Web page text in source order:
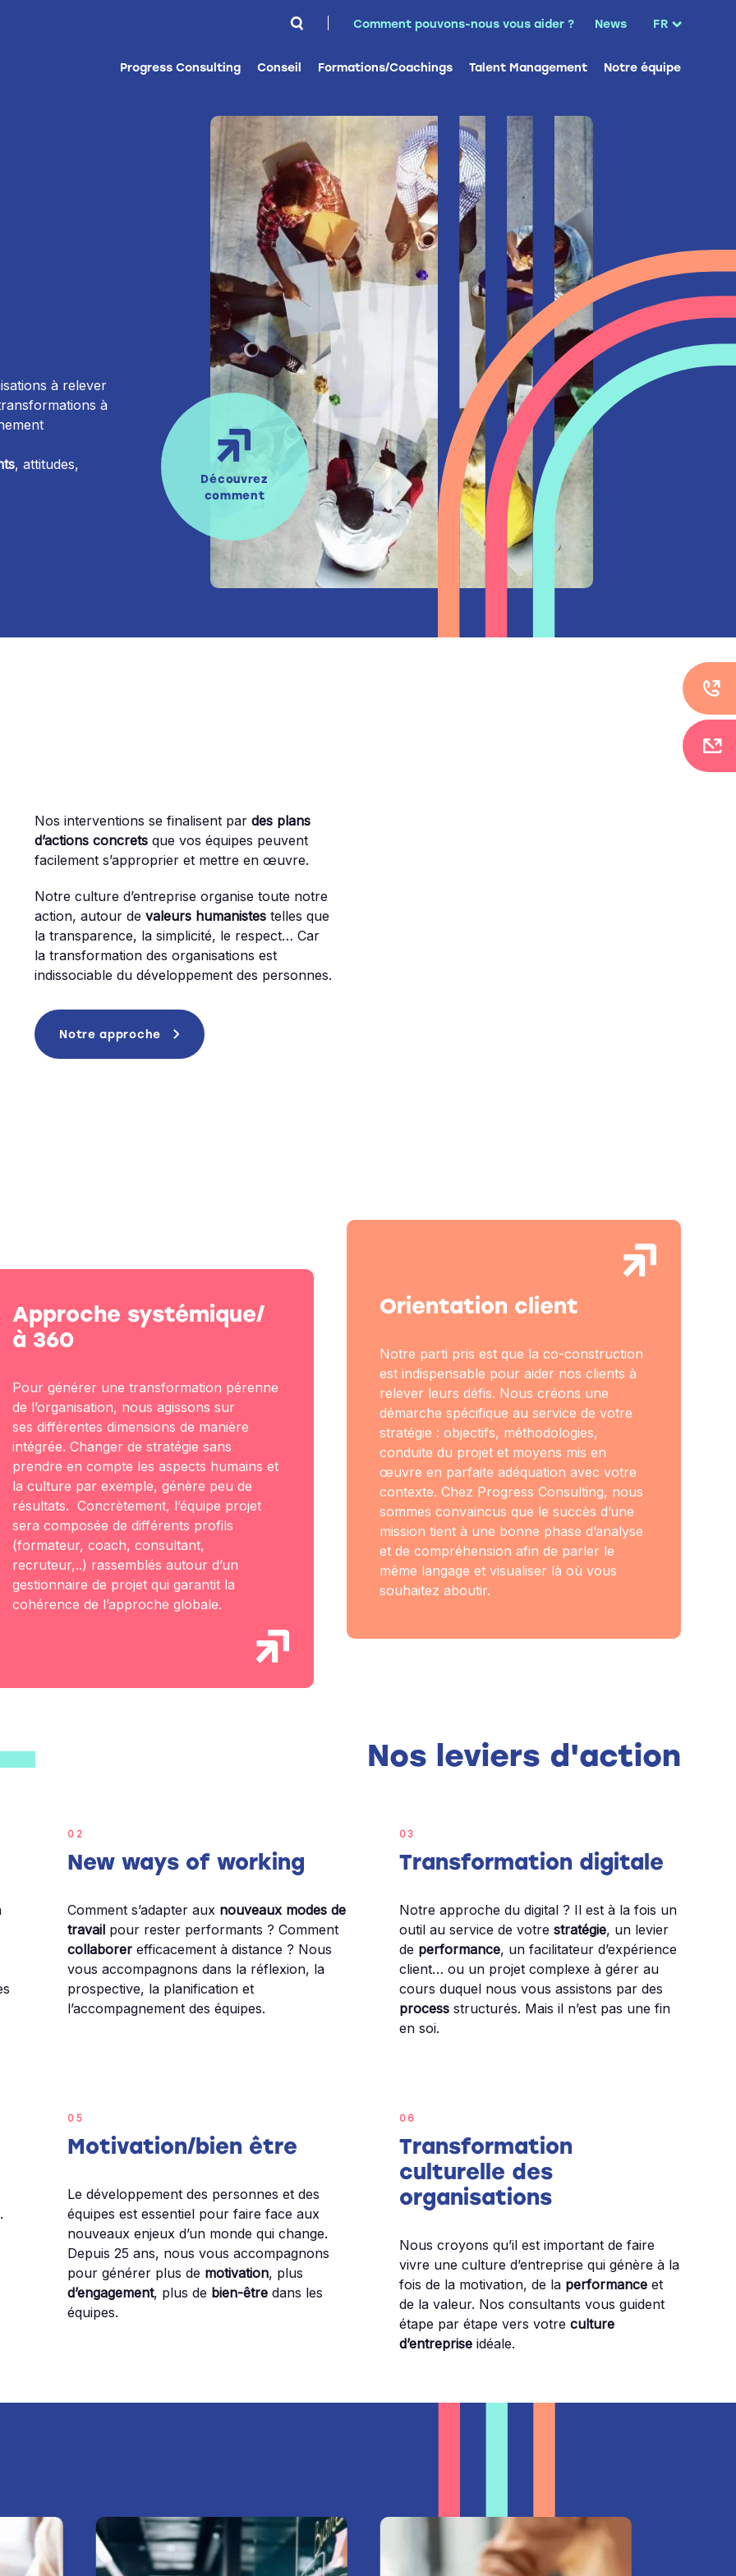
Rechercher :Comment pouvons-nous vous aider ? News
FR
EN
Progress Consulting Conseil Formations/Coachings Talent Management Notre équipe
Découvrez
comment
à relever
à
, attitudes,
Nos interventions se finalisent pardes plans
d’actions concretsque vos équipes peuvent
facilement s’approprier et mettre en œuvre.
Notre culture d’entreprise organise toute notre
action, autour devaleurs humanistestelles que
la transparence, la simplicité, le respect… Car
la transformation des organisations est
indissociable du développement des personnes.
Notre approche
Approche systémique/
à 360
Pour générer une transformation pérenne
de l’organisation, nous agissons sur
ses différentes dimensions de manière
intégrée. Changer de stratégie sans
prendre en compte les aspects humains et
la culture par exemple, génère peu de
résultats. Concrètement, l’équipe projet
sera composée de différents profils
(formateur, coach, consultant,
recruteur,..) rassemblés autour d’un
gestionnaire de projet qui garantit la
cohérence de l’approche globale.
Orientation client
Notre parti pris est que la co-construction
est indispensable pour aider nos clients à
relever leurs défis. Nous créons une
démarche spécifique au service de votre
stratégie : objectifs, méthodologies,
conduite du projet et moyens mis en
œuvre en parfaite adéquation avec votre
contexte. Chez Progress Consulting, nous
sommes convaincus que le succès d’une
mission tient à une bonne phase d’analyse
et de compréhension afin de parler le
même langage et visualiser là où vous
souhaitez aboutir.
Nos leviers d'action
02
New ways of working
Comment s’adapter aux nouveaux modes de
travail pour rester performants ? Comment
collaborer efficacement à distance ? Nous
vous accompagnons dans la réflexion, la
prospective, la planification et
l’accompagnement des équipes.
03
Transformation digitale
Notre approche du digital ? Il est à la fois un
outil au service de votre stratégie, un levier
de performance, un facilitateur d’expérience
client… ou un projet complexe à gérer au
cours duquel nous vous assistons par des
processstructurés. Mais il n’est pas une fin
en soi.
.
05
Motivation/bien être
Le développement des personnes et des
équipes est essentiel pour faire face aux
nouveaux enjeux d’un monde qui change.
Depuis 25 ans, nous vous accompagnons
pour générer plus de motivation, plus
d’engagement, plus de bien-être dans les
équipes.
06
Transformation
culturelle des
organisations
Nous croyons qu’il est important de faire
vivre une culture d’entreprise qui génère à la
fois de la motivation, de la performanceet
de la valeur. Nos consultants vous guident
étape par étape vers votre culture
d’entrepriseidéale.